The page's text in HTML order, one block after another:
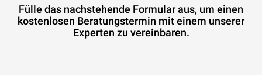
Fülle das nachstehende Formular aus, um einen
kostenlosen Beratungstermin mit einem unserer
Experten zu vereinbaren.